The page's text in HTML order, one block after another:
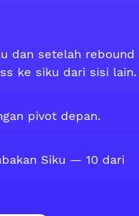
dan setelah rebound
ke siku dari sisi lain.
pivot depan.
Siku — 10 dari